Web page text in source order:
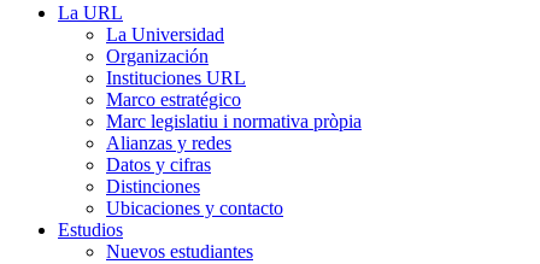
La URL
La Universidad
Organización
Instituciones URL
Marco estratégico
Marc legislatiu i normativa pròpia
Alianzas y redes
Datos y cifras
Distinciones
Ubicaciones y contacto
Estudios
Nuevos estudiantes